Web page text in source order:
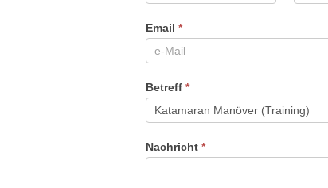
Email *
Betreff *
Nachricht *